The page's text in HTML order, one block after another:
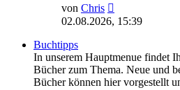
von Chris
Beitrag
02.08.2026, 15:39
Buchtipps
In unserem Hauptmenue findet
Bücher zum Thema. Neue und
Bücher können hier vorgestellt